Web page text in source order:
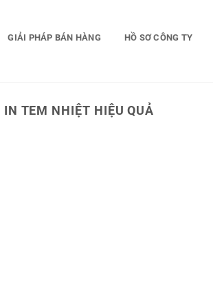
GIẢI PHÁP BÁN HÀNG HỒ SƠ CÔNG TY
IN TEM NHIỆT HIỆU QUẢ